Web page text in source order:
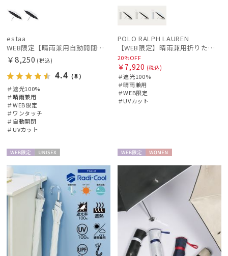
estaa
WEB限定【晴雨兼用自動開閉日傘】エスタ(estaa)REIKYAKUパラソル 55㎝ ラディクール 遮光100 UV100 ワンタッチ開閉
￥8,250 (税込)
4.4 （8）
＃遮光100%
＃晴雨兼用
＃WEB限定
＃ワンタッチ
＃自動開閉
＃UVカット
POLO RALPH LAUREN
【WEB限定】晴雨兼用折りたたみ日傘 ポロ ラルフ ローレン（POLO RALPH LAUREN）ストライプ刺繍 遮光100 UV100
20%OFF
￥7,920 (税込)
＃遮光100%
＃晴雨兼用
＃WEB限定
＃UVカット
定